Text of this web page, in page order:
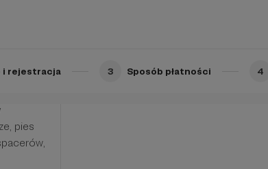
i rejestracja 3 Sposób płatności 4
pies